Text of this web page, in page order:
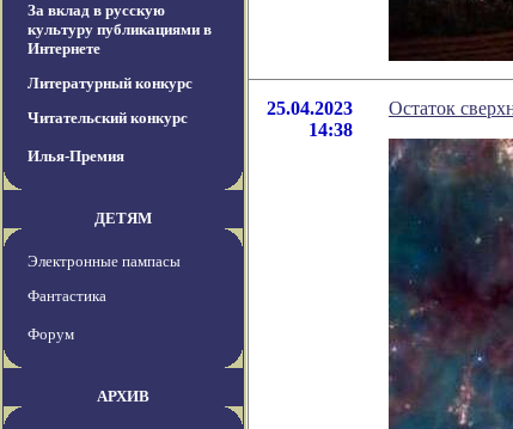
За вклад в русскую
культуру публикациями в
Интернете
Литературный конкурс
Читательский конкурс
Илья-Премия
ДЕТЯМ
Электронные пампасы
Фантастика
Форум
АРХИВ
25.04.2023
14:38
Остаток